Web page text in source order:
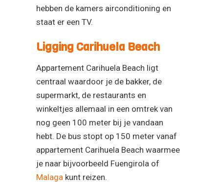
hebben de kamers airconditioning en
staat er een TV.
Ligging Carihuela Beach
Appartement Carihuela Beach ligt
centraal waardoor je de bakker, de
supermarkt, de restaurants en
winkeltjes allemaal in een omtrek van
nog geen 100 meter bij je vandaan
hebt. De bus stopt op 150 meter vanaf
appartement Carihuela Beach waarmee
je naar bijvoorbeeld Fuengirola of
Malaga kunt reizen.